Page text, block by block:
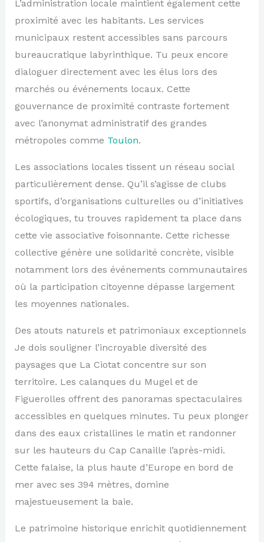
L’administration locale maintient également cette
proximité avec les habitants. Les services
municipaux restent accessibles sans parcours
bureaucratique labyrinthique. Tu peux encore
dialoguer directement avec les élus lors des
marchés ou événements locaux. Cette
gouvernance de proximité contraste fortement
avec l’anonymat administratif des grandes
métropoles comme Toulon.
Les associations locales tissent un réseau social
particulièrement dense. Qu’il s’agisse de clubs
sportifs, d’organisations culturelles ou d’initiatives
écologiques, tu trouves rapidement ta place dans
cette vie associative foisonnante. Cette richesse
collective génère une solidarité concrète, visible
notamment lors des événements communautaires
où la participation citoyenne dépasse largement
les moyennes nationales.
Des atouts naturels et patrimoniaux exceptionnels
Je dois souligner l’incroyable diversité des
paysages que La Ciotat concentre sur son
territoire. Les calanques du Mugel et de
Figuerolles offrent des panoramas spectaculaires
accessibles en quelques minutes. Tu peux plonger
dans des eaux cristallines le matin et randonner
sur les hauteurs du Cap Canaille l’après-midi.
Cette falaise, la plus haute d’Europe en bord de
mer avec ses 394 mètres, domine
majestueusement la baie.
Le patrimoine historique enrichit quotidiennement